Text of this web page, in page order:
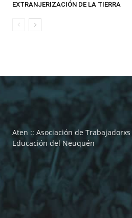
EXTRANJERIZACIÓN DE LA TIERRA
Aten :: Asociación de
Educación del Neuquén